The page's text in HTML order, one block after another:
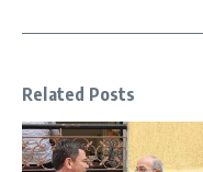
Related Posts